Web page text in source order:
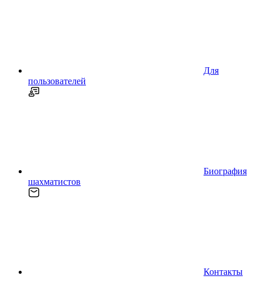
Для
пользователей
Биография
шахматистов
Контакты